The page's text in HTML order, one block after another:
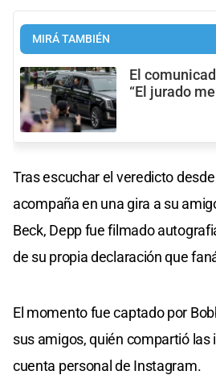
MIRÁ TAMBIÉN
El
“El jurado
Tras escuchar el veredicto
acompaña en una gira a su
Beck, Depp fue filmado
de su propia declaración que
El momento fue captado por
sus amigos, quién compartió las
cuenta personal de Instagram.